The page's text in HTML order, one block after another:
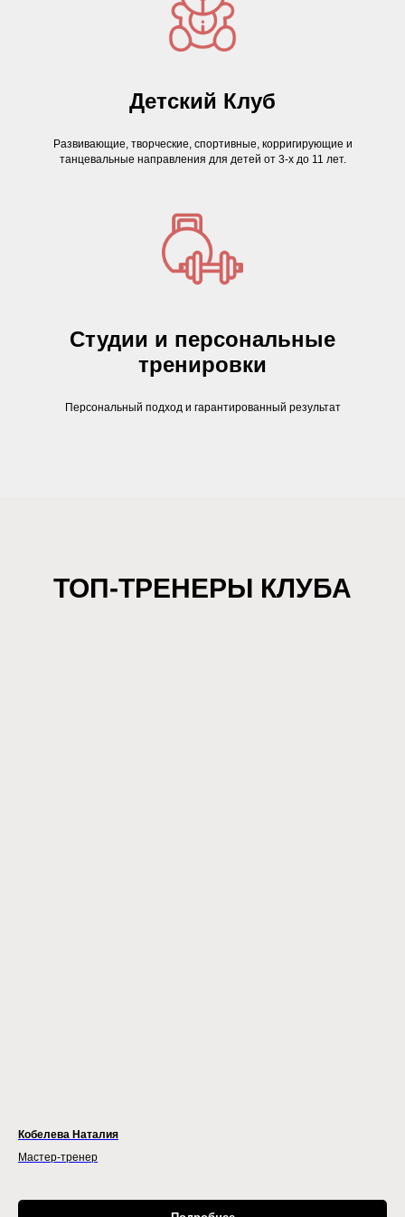
Детский Клуб
Развивающие, творческие, спортивные, корригирующие и
танцевальные направления для детей от 3-х до 11 лет.
Студии и персональные
тренировки
Персональный подход и гарантированный результат
ТОП-ТРЕНЕРЫ КЛУБА
Кобелева Наталия
Мастер-тренер